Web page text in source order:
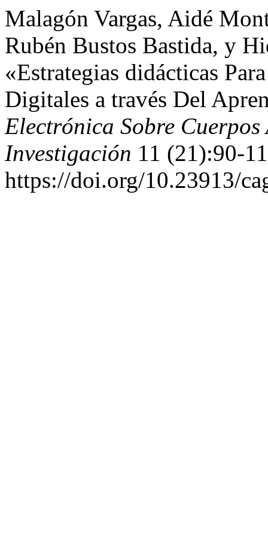
Malagón Vargas, Aidé
Rubén Bustos Bastida, y
«Estrategias didácticas
Digitales a través Del
Electrónica Sobre
Investigación 11 (21):90-
https://doi.org/10.23913/